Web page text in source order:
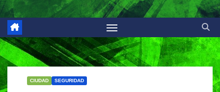
CIUDAD SEGURIDAD